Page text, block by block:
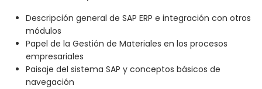
Descripción general de SAP ERP e integración con otros
módulos
Papel de la Gestión de Materiales en los procesos
empresariales
Paisaje del sistema SAP y conceptos básicos de
navegación